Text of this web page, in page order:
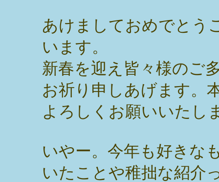
あけましておめでとう
います。
新春を迎え皆々様のご
お祈り申しあげます。
よろしくお願いいたし
いやー。今年も好きな
いたことや稚拙な紹介